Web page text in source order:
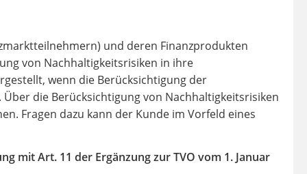
und deren Finanzprodukten
von Nachhaltigkeitsrisiken in ihre
wenn die Berücksichtigung der
die Berücksichtigung von Nachhaltigkeitsrisiken
Fragen dazu kann der Kunde im Vorfeld eines
mit Art. 11 der Ergänzung zur TVO vom 1. Januar